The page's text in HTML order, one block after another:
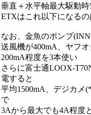
垂直＋水平軸最大駆動
ETXはこれ以下になる
なお、金魚のポンプ
送風機が400mA、ヤフ
200mA程度を3本使い
さらに富士通LOOX-
電すると
平均1500mA、デジカメ
で
3Aから最大でも4A程度